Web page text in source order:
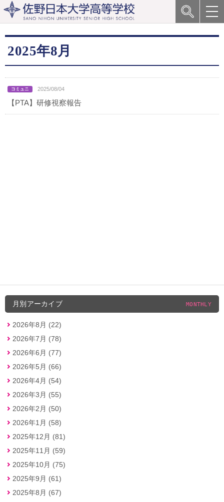
2025年8月
2025/08/04
【PTA】研修視察報告
月別アーカイブ MONTHLY
2026年8月 (22)
2026年7月 (78)
2026年6月 (77)
2026年5月 (66)
2026年4月 (54)
2026年3月 (55)
2026年2月 (50)
2026年1月 (58)
2025年12月 (81)
2025年11月 (59)
2025年10月 (75)
2025年9月 (61)
2025年8月 (67)